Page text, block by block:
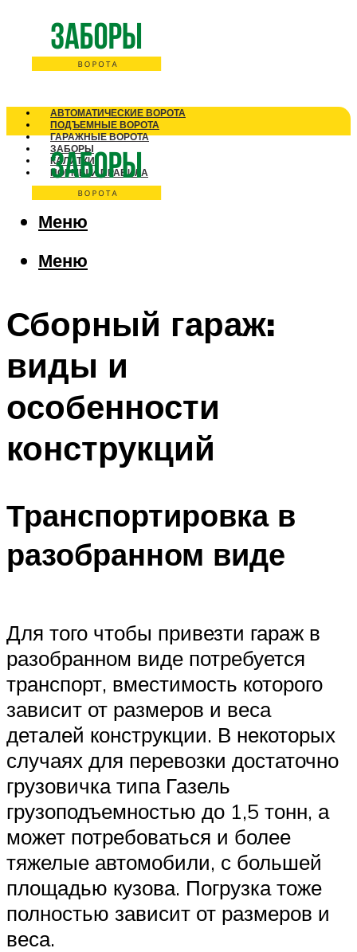
АВТОМАТИЧЕСКИЕ ВОРОТА
ПОДЪЕМНЫЕ ВОРОТА
ГАРАЖНЫЕ ВОРОТА
ЗАБОРЫ
КАЛИТКИ
НОРМЫ И ПРАВИЛА
Меню
Меню
Сборный гараж:
виды и
особенности
конструкций
Транспортировка в
разобранном виде
Для того чтобы привезти гараж в
разобранном виде потребуется
транспорт, вместимость которого
зависит от размеров и веса
деталей конструкции. В некоторых
случаях для перевозки достаточно
грузовичка типа Газель
грузоподъемностью до 1,5 тонн, а
может потребоваться и более
тяжелые автомобили, с большей
площадью кузова. Погрузка тоже
полностью зависит от размеров и
веса.